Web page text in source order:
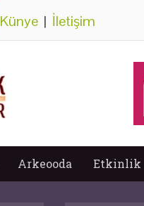
Künye | İletişim
Arkeooda Etkinlik